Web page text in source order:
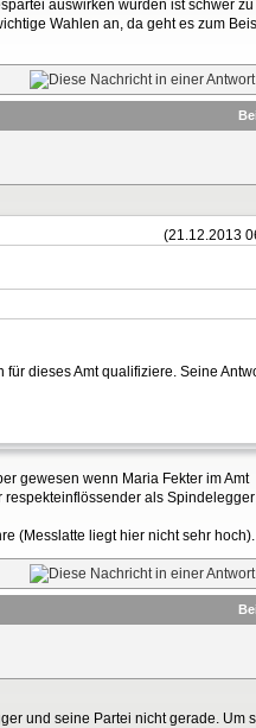
auswirken würden ist schwer zu
Wahlen an, da geht es zum
(21.12.2013
dieses Amt qualifiziere. Seine
gewesen wenn Maria Fekter im Amt
als Spindelegger
(Messlatte liegt hier nicht sehr hoch).
und seine Partei nicht gerade. Um